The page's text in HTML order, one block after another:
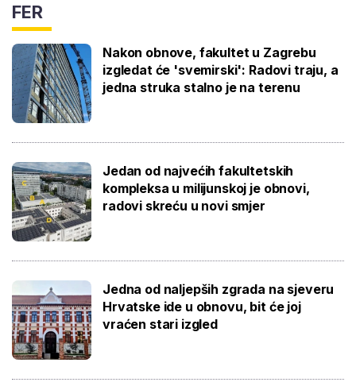
FER
Nakon obnove, fakultet u Zagrebu
izgledat će 'svemirski': Radovi traju, a
jedna struka stalno je na terenu
Jedan od najvećih fakultetskih
kompleksa u milijunskoj je obnovi,
radovi skreću u novi smjer
Jedna od naljepših zgrada na sjeveru
Hrvatske ide u obnovu, bit će joj
vraćen stari izgled